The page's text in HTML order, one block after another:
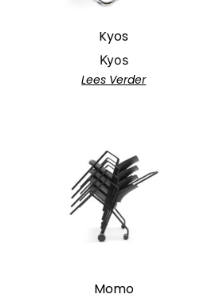
Kyos
Kyos
Lees Verder
Momo